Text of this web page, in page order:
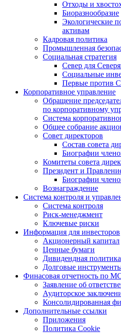
Отходы и
Биоразнообразие
Экологические
активам
Кадровая политика
Промышленная
Социальная стратегия
Север для
Социальные
Первые против
Корпоративное управление
Обращение
по корпоративному
Система
Общее собрание
Совет директоров
Состав совета
Биографии
Комитеты совета
Президент и
Биографии
Вознаграждение
Система контроля и
Система контроля
Риск-менеджмент
Ключевые риски
Информация для инвесторов
Акционерный капитал
Ценные бумаги
Дивидендная политика
Долговые
Финасовая отчетность по
Заявление об
Аудиторское
Консолидированная
Дополнительные ссылки
Приложения
Политика Cookie